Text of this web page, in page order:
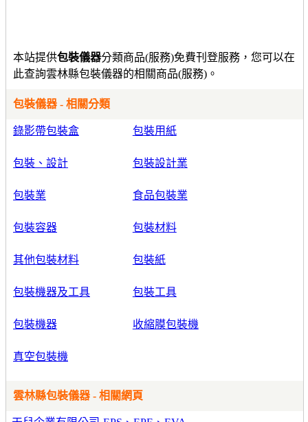
本站提供包裝儀器分類商品(服務)免費刊登服務，您可以在
此查詢雲林縣包裝儀器的相關商品(服務)。
包裝儀器 - 相關分類
錄影帶包裝盒 包裝用紙
包裝、設計 包裝設計業
包裝業 食品包裝業
包裝容器 包裝材料
其他包裝材料 包裝紙
包裝機器及工具 包裝工具
包裝機器 收縮膜包裝機
真空包裝機
雲林縣包裝儀器 - 相關網頁